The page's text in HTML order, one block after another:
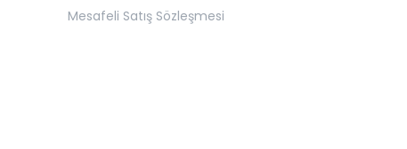
Mesafeli Satış Sözleşmesi